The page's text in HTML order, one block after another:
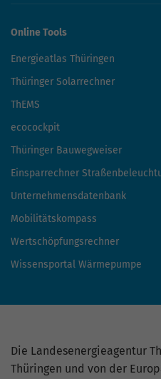
Online Tools
Energieatlas Thüringen
Thüringer Solarrechner
ThEMS
ecocockpit
Thüringer Bauwegweiser
Einsparrechner
Unternehmensdatenbank
Mobilitätskompass
Wertschöpfungsrechner
Wissensportal Wärmepumpe
Die Landesenergieagentur
Thüringen und von der